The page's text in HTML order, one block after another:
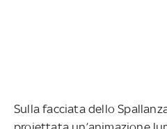
Sulla facciata dello